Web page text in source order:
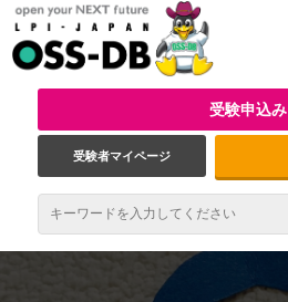
受験申込み
受験者マイページ